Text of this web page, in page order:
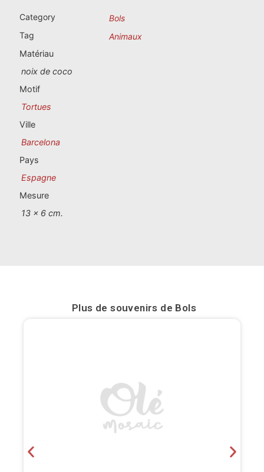
La Coruña
Alicante
Badajoz
Benidorm
Cartagena
Category
Bols
Tag
Animaux
Matériau
noix de coco
Motif
Tortues
Ville
Barcelona
Pays
Espagne
Mesure
13 x 6 cm.
Plus de souvenirs de Bols